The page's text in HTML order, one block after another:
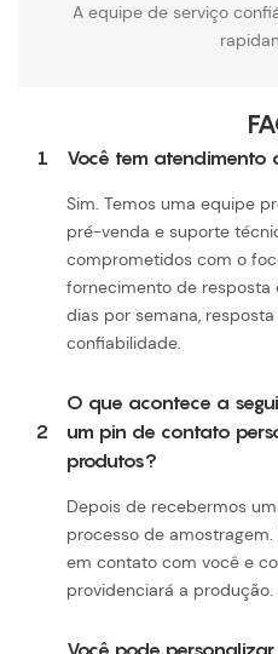
A equipe de serviço
1 Você tem atendimento
Sim. Temos uma equipe
pré-venda e suporte
comprometidos com o
fornecimento de resposta
dias por semana,
confiabilidade.
2
O que acontece a
um pin de contato
produtos?
Depois de recebermos
processo de
em contato com você e
providenciará a produção.